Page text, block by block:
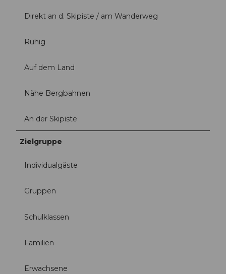
Direkt an d. Skipiste / am Wanderweg
Ruhig
Auf dem Land
Nähe Bergbahnen
An der Skipiste
Zielgruppe
Individualgäste
Gruppen
Schulklassen
Familien
Erwachsene